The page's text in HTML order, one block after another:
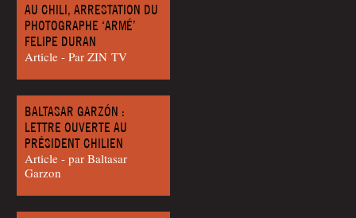
AU CHILI, ARRESTATION DU
PHOTOGRAPHE ‘ARMÉ’
FELIPE DURAN
Article - Par ZIN TV
BALTASAR GARZÓN :
LETTRE OUVERTE AU
PRÉSIDENT CHILIEN
Article - par Bal­ta­sar
Garzon